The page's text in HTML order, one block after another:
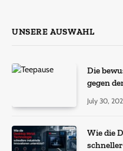
UNSERE AUSWAHL
Die
gegen
July 30,
Wie die